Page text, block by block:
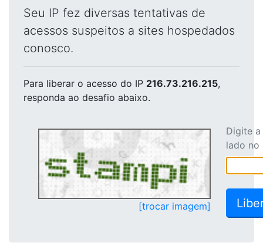
Seu IP fez diversas tentativas de
acessos suspeitos a sites hospedados
conosco.
Para liberar o acesso do IP 216.73.216.215,
responda ao desafio abaixo.
[trocar imagem]
Digite
lado no